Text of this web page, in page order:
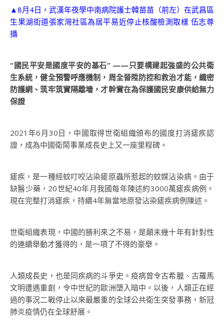
▲8月4日，武漢年夜學中南病院護士韓苗苗（前左）在武昌區
生果湖街道張家灣社區為居平易近停止核酸檢測取樣 伍志尊
攝
“國民平安是國度平安的基石” ——只要構建起強盛的公共衛
生系統，健全預警呼應機制，周全晉陞防控和救治才能，織密
防護網、筑牢筑實隔離墻，才幹實在為保護國民安康供給無力
保證
2021年6月30日，中國取得世衛組織頒布的國度打消瘧疾認
證，成為中國衛鬧事業成長史上又一座里程碑。
瘧疾，是一種經蚊叮咬沾染瘧原蟲所惹起的蚊媒沾染病。由于
缺醫少藥，20世紀40年月我國每年陳述約3000萬瘧疾病例。
現在完整打消瘧疾，持續4年無當地原發沾染瘧疾病例陳述。
世衛組織表現，中國的勝利來之不易，是顛末幾十年有針對性
的連續舉動才獲得的，是一項了不得的豪舉。
人類成長史，也是同疾病的斗爭史。疫病曾令古希臘、古羅馬
文明遭遇重創，令中世紀的歐洲墮入暗中。以後，人類正在經
過的事況二戰停止以來最嚴重的全球公共衛生突發事務，新冠
肺炎疫情仍在全球舒展。